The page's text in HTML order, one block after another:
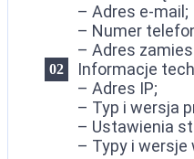
– Adres e-mail;
– Numer
– Adres
Informacje
– Adres IP;
– Typ i wersja
– Ustawienia
– Typy i wersje